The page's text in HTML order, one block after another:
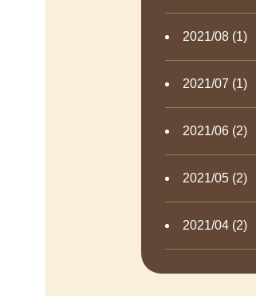
2021/08 (1)
2021/07 (1)
2021/06 (2)
2021/05 (2)
2021/04 (2)